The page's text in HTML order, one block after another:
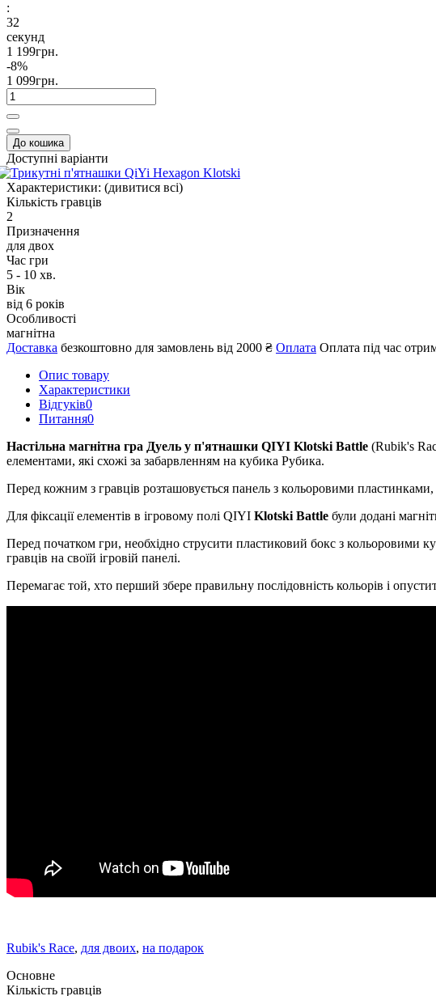
:
31
секунд
1 199грн.
-8%
1 099грн.
До кошика
Доступні варіанти
Характеристики: (дивитися всі)
Кількість гравців
2
Призначення
для двох
Час гри
5 - 10 хв.
Вік
від 6 років
Особливості
магнітна
Доставка безкоштовно для замовлень від 2000 ₴ Оплата Оплата під час
Опис товару
Характеристики
Відгуків0
Питання0
Настільна магнітна гра Дуель у п'ятнашки QIYI Klotski Battle (Rubik's
елементами, які схожі за забарвленням на кубика Рубика.
Перед кожним з гравців розташовується панель з кольоровими
Для фіксації елементів в ігровому полі QIYI Klotski Battle були додані
Перед початком гри, необхідно струсити пластиковий бокс з кольоровими
гравців на своїй ігровій панелі.
Перемагає той, хто перший збере правильну послідовність кольорів і
Rubik's Race, для двоих, на подарок
Основне
Кількість гравців